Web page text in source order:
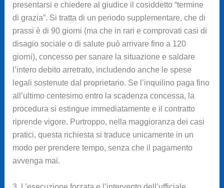
presentarsi e chiedere al giudice il cosiddetto “termine
di grazia”. Si tratta di un periodo supplementare, che di
prassi è di 90 giorni (ma che in rari e comprovati casi di
disagio sociale o di salute può arrivare fino a 120
giorni), concesso per sanare la situazione e saldare
l’intero debito arretrato, includendo anche le spese
legali sostenute dal proprietario. Se l’inquilino paga fino
all’ultimo centesimo entro la scadenza concessa, la
procedura si estingue immediatamente e il contratto
riprende vigore. Purtroppo, nella maggioranza dei casi
pratici, questa richiesta si traduce unicamente in un
modo per prendere tempo, senza che il pagamento
avvenga mai.